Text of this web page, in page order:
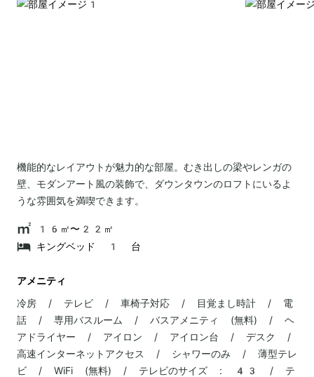
機能的なレイアウトが魅力的な部屋。むき出しの梁やレンガの
壁、モダンアート風の装飾で、ダウンタウンのロフトにいるよ
うな雰囲気を満喫できます。
16㎡〜22㎡
キングベッド 1 台
アメニティ
冷房 / テレビ / 車椅子対応 / 目覚まし時計 / 電
話 / 専用バスルーム / バスアメニティ (無料) / ヘ
アドライヤー / アイロン / アイロン台 / デスク /
高速インターネットアクセス / シャワーのみ / 薄型テレ
ビ / WiFi (無料) / テレビのサイズ : 43 / テ